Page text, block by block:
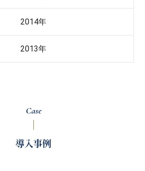
2014年
2013年
Case
導入事例